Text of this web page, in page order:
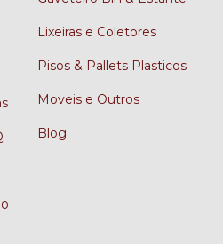
Lixeiras e Coletores
Pisos & Pallets Plasticos
Moveis e Outros
Blog